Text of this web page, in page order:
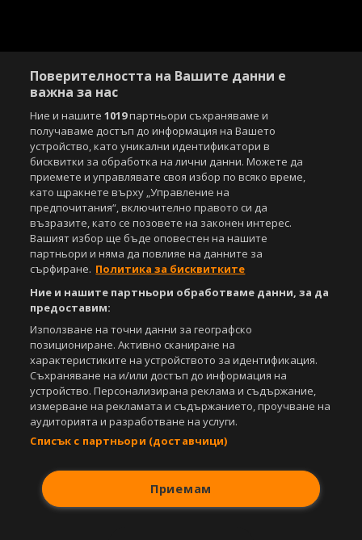
Поверителността на Вашите данни е
важна за нас
Ние и нашите1019партньори съхраняваме и
получаваме достъп до информация на Вашето
устройство, като уникални идентификатори в
бисквитки за обработка на лични данни. Можете да
приемете и управлявате своя избор по всяко време,
като щракнете върху „Управление на
предпочитания“, включително правото си да
възразите, като се позовете на законен интерес.
Вашият избор ще бъде оповестен на нашите
партньори и няма да повлияе на данните за
сърфиране. Политика за бисквитките
Ние и нашите партньори обработваме данни, за да
предоставим:
Използване на точни данни за географско
позициониране. Активно сканиране на
характеристиките на устройството за идентификация.
Съхраняване на и/или достъп до информация на
устройство. Персонализирана реклама и съдържание,
измерване на рекламата и съдържанието, проучване на
аудиторията и разработване на услуги.
Списък с партньори (доставчици)
Приемам